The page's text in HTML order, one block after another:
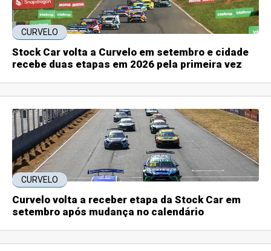
CURVELO
Stock Car volta a Curvelo em setembro e cidade
recebe duas etapas em 2026 pela primeira vez
CURVELO
Curvelo volta a receber etapa da Stock Car em
setembro após mudança no calendário